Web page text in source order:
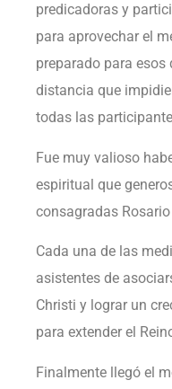
predicadoras y
para aprovechar el
preparado para
distancia que
todas las
Fue muy valioso
espiritual que
consagradas
Cada una de las
asistentes de
Christi y lograr un
para extender el
Finalmente llegó el